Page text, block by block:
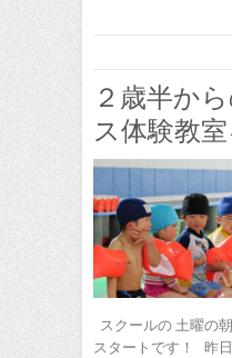
２歳半か
ス体験教
スクールの 土曜の
スタートです！ 昨